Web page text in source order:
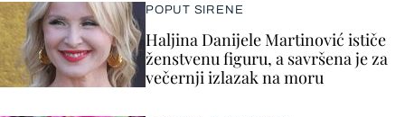
POPUT SIRENE
Haljina Danijele Martinović ističe
ženstvenu figuru, a savršena je za
večernji izlazak na moru